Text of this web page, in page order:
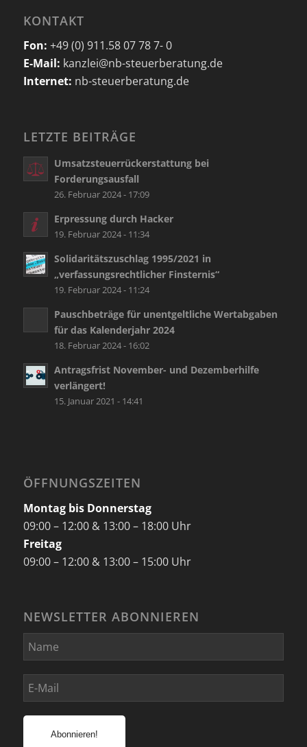
KONTAKT
Fon: +49 (0) 911.58 07 78 7- 0
E-Mail: kanzlei@nb-steuerberatung.de
Internet: nb-steuerberatung.de
LETZTE BEITRÄGE
Umsatzsteuerrückerstattung bei
Forderungsausfall
26. Februar 2024 - 17:09
Erpressung durch Hacker
19. Februar 2024 - 11:34
Solidaritätszuschlag 1995/2021 in
„verfassungsrechtlicher Finsternis“
19. Februar 2024 - 11:24
Pauschbeträge für unentgeltliche Wertabgaben
für das Kalenderjahr 2024
18. Februar 2024 - 16:02
Antragsfrist November- und Dezemberhilfe
verlängert!
15. Januar 2021 - 14:41
ÖFFNUNGSZEITEN
Montag bis Donnerstag
09:00 – 12:00 & 13:00 – 18:00 Uhr
Freitag
09:00 – 12:00 & 13:00 – 15:00 Uhr
NEWSLETTER ABONNIEREN